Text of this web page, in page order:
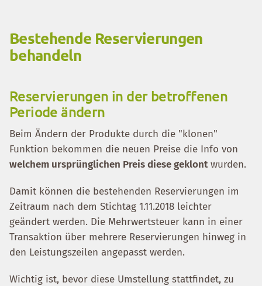
Bestehende Reservierungen
behandeln
Reservierungen in der betroffenen
Periode ändern
Beim Ändern der Produkte durch die "klonen"
Funktion bekommen die neuen Preise die Info von
welchem ursprünglichen Preis diese geklontwurden.
Damit können die bestehenden Reservierungen im
Zeitraum nach dem Stichtag 1.11.2018 leichter
geändert werden. Die Mehrwertsteuer kann in einer
Transaktion über mehrere Reservierungen hinweg in
den Leistungszeilen angepasst werden.
Wichtig ist, bevor diese Umstellung stattfindet, zu